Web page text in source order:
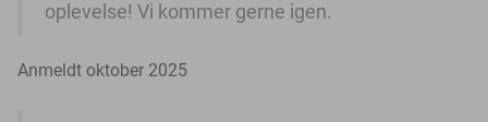
oplevelse! Vi kommer gerne igen.
Anmeldt oktober 2025